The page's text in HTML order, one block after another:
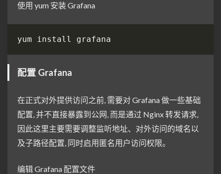
使用 yum 安装 Grafana
配置 Grafana
在正式对外提供访问之前, 需要对 Grafana 做一些基础
配置, 并不直接暴露到公网, 而是通过 Nginx 转发请求,
因此这里主要需要调整监听地址、对外访问的域名以
及子路径配置, 同时启用匿名用户访问权限。
编辑 Grafana 配置文件